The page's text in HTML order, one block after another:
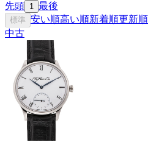
先頭 1 最後
標準 安い順高い順新着順更新順
中古